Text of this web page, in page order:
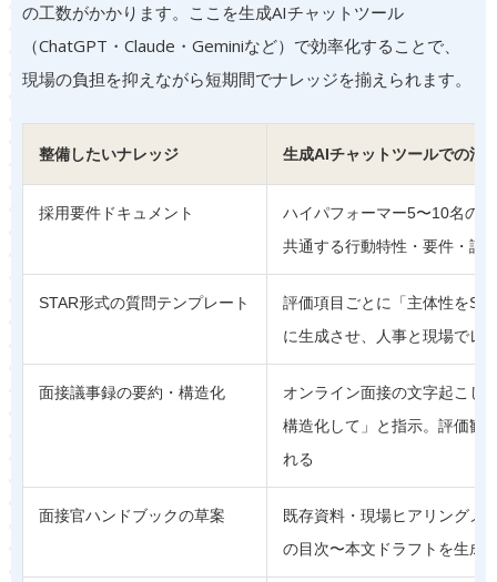
の工数がかかります。ここを生成AIチャットツール
（ChatGPT・Claude・Geminiなど）で効率化することで、
現場の負担を抑えながら短期間でナレッジを揃えられます。
整備したいナレッジ 生成AIチャットツールでの活
採用要件ドキュメント
ハイパフォーマー5〜10名の
共通する行動特性・要件・評
STAR形式の質問テンプレート
評価項目ごとに「主体性を
に生成させ、人事と現場でレ
面接議事録の要約・構造化
オンライン面接の文字起こし
構造化して」と指示。評価観
れる
面接官ハンドブックの草案
既存資料・現場ヒアリングメ
の目次〜本文ドラフトを生成